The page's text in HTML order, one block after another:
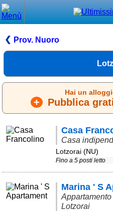
Prov. Nuoro
Hai un
+ Pubblica
Casa
Casa
Lotzorai (NU)
Fino a 5 posti letto
Marina ' S
Lotzorai
Menù principale
⌂ Home
🔍 Cerca
Trova vicino a te
➕ Inserisci annuncio
Ottenere il CIN
Blog
Eventi e cose da vedere